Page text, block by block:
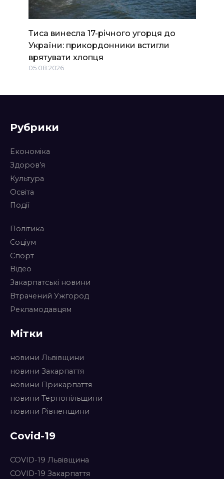
Тиса винесла 17-річного угорця до
України: прикордонники встигли
врятувати хлопця
05.08.2026
Рубрики
Економіка
Здоров’я
Культура
Освіта
Події
Політика
Соціум
Спорт
Відео
Закарпатські новини
Втрачений Ужгород
Рекламодавцям
Мітки
новини Львівщини
новини Закарпаття
новини Прикарпаття
новини Тернопільщини
новини Рівненщини
Covid-19
COVID-19 Львівщина
COVID-19 Закарпаття